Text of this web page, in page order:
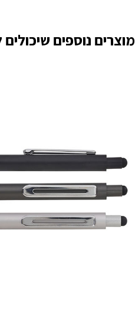
מוצרים נוספים שיכולים